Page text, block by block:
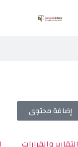
إضافة محتوى
التقارير والقرارات